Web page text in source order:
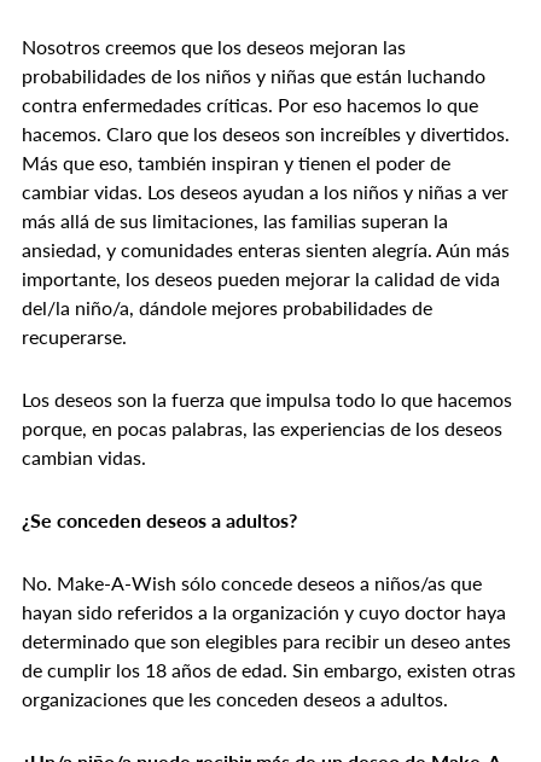
Nosotros creemos que los deseos mejoran las
probabilidades de los niños y niñas que están luchando
contra enfermedades críticas. Por eso hacemos lo que
hacemos. Claro que los deseos son increíbles y divertidos.
Más que eso, también inspiran y tienen el poder de
cambiar vidas. Los deseos ayudan a los niños y niñas a ver
más allá de sus limitaciones, las familias superan la
ansiedad, y comunidades enteras sienten alegría. Aún más
importante, los deseos pueden mejorar la calidad de vida
del/la niño/a, dándole mejores probabilidades de
recuperarse.
Los deseos son la fuerza que impulsa todo lo que hacemos
porque, en pocas palabras, las experiencias de los deseos
cambian vidas.
¿Se conceden deseos a adultos?
No. Make-A-Wish sólo concede deseos a niños/as que
hayan sido referidos a la organización y cuyo doctor haya
determinado que son elegibles para recibir un deseo antes
de cumplir los 18 años de edad. Sin embargo, existen otras
organizaciones que les conceden deseos a adultos.